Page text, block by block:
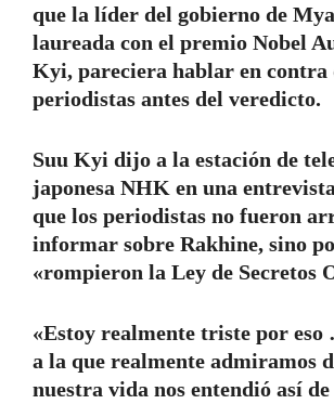
que la líder del gobierno de
laureada con el premio Nobel
Kyi, pareciera hablar en contra
periodistas antes del veredicto.
Suu Kyi dijo a la estación de
japonesa NHK en una
que los periodistas no fueron
informar sobre Rakhine, sino
«rompieron la Ley de Secretos
«Estoy realmente triste por
a la que realmente admiramos
nuestra vida nos entendió así